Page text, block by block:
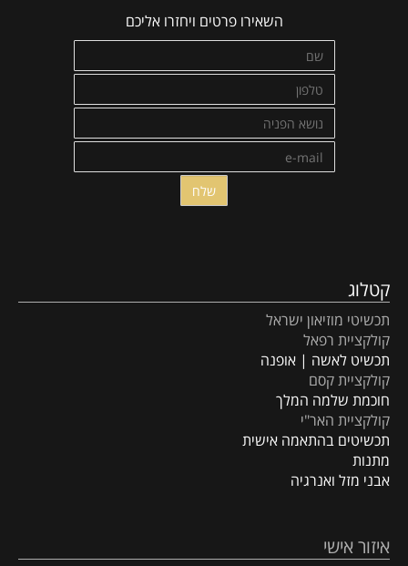
השאירו פרטים ויחזרו אליכם
קטלוג
תכשיטי מוזיאון ישראל
קולקציית רפאל
תכשיט לאשה | אופנה
קולקציית קסם
חוכמת שלמה המלך
קולקציית האר"י
תכשיטים בהתאמה אישית
מתנות
אבני מזל ואנרגיה
איזור אישי